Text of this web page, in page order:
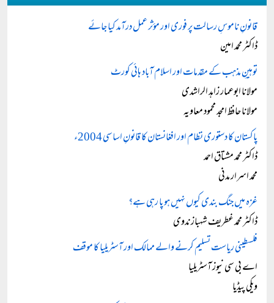
قانونِ ناموسِ رسالت پر فوری اور مؤثر عمل درآمد کیا جائے
ڈاکٹر محمد امین
توہینِ مذہب کے مقدمات اور اسلام آباد ہائی کورٹ
مولانا ابوعمار زاہد الراشدی
مولانا حافظ امجد محمود معاویہ
پاکستان کا دستوری نظام اور افغانستان کا قانونِ اساسی 2004ء
ڈاکٹر محمد مشتاق احمد
محمد اسرار مدنی
غزہ میں جنگ بندی کیوں نہیں ہو پا رہی ہے؟
ڈاکٹر محمد غطریف شہباز ندوی
فلسطینی ریاست تسلیم کرنے والے ممالک اور آسٹریلیا کا موقف
اے بی سی نیوز آسٹریلیا
ویکی پیڈیا